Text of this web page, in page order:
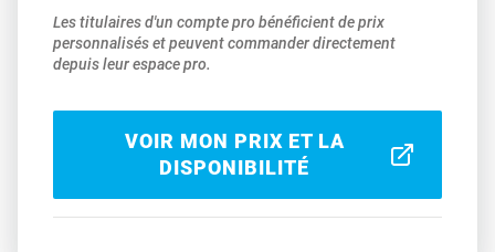
Les titulaires d'un compte pro bénéficient de prix
personnalisés et peuvent commander directement
depuis leur espace pro.
VOIR MON PRIX ET LA
DISPONIBILITÉ